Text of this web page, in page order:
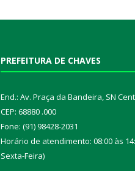
PREFEITURA DE CHAVES
End.: Av. Praça da Bandeira, SN
CEP: 68880 .000
Fone: (91) 98428-2031
Horário de atendimento: 08:00 às
Sexta-Feira)